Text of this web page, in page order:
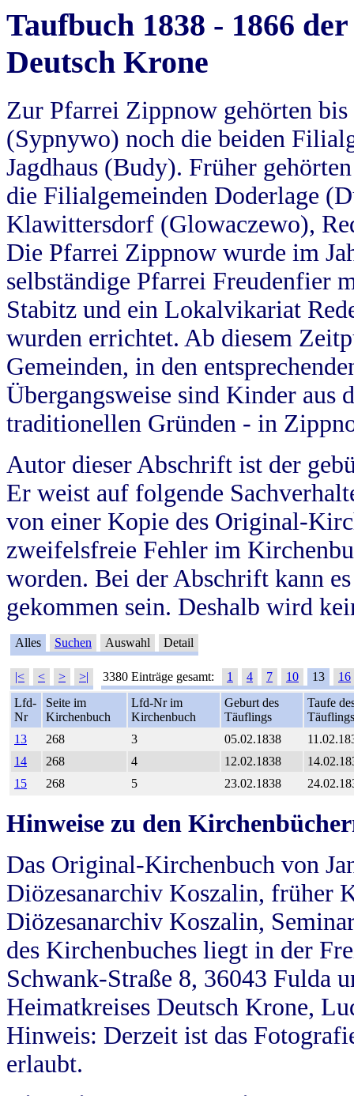
Taufbuch 1838 - 1866
Deutsch Krone
Zur Pfarrei Zippnow gehörten
(Sypnywo) noch die beiden
Jagdhaus (Budy). Früher
die Filialgemeinden Doderlage
Klawittersdorf (Glowaczewo),
Die Pfarrei Zippnow wurde im
selbständige Pfarrei Freudenfier
Stabitz und ein Lokalvikariat
wurden errichtet. Ab diesem
Gemeinden, in den
Übergangsweise sind Kinder aus
traditionellen Gründen - in
Autor dieser Abschrift ist der
Er weist auf folgende
von einer Kopie des Original-
zweifelsfreie Fehler im
worden. Bei der Abschrift kann
gekommen sein. Deshalb wird
Alles Suchen Auswahl Detail
|< < > >| 3380 Einträge gesamt: 1 4 7 10 13
16
Lfd-
Nr
Seite im
Kirchenbuch
Lfd-Nr im
Kirchenbuch
Geburt des
Täuflings
Taufe
Täuflings
13
268 3 05.02.1838
14
268 4 12.02.1838
15
268 5 23.02.1838
Hinweise zu den
Das Original-Kirchenbuch von
Diözesanarchiv Koszalin, früher
Diözesanarchiv Koszalin,
des Kirchenbuches liegt in der
Schwank-Straße 8, 36043 Fulda
Heimatkreises Deutsch Krone,
Hinweis: Derzeit ist das
erlaubt.